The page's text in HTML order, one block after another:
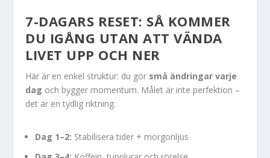
7-DAGARS RESET: SÅ KOMMER
DU IGÅNG UTAN ATT VÄNDA
LIVET UPP OCH NER
Här är en enkel struktur: du gör små ändringar varje
dag och bygger momentum. Målet är inte perfektion –
det är en tydlig riktning.
Dag 1–2: Stabilisera tider + morgonljus